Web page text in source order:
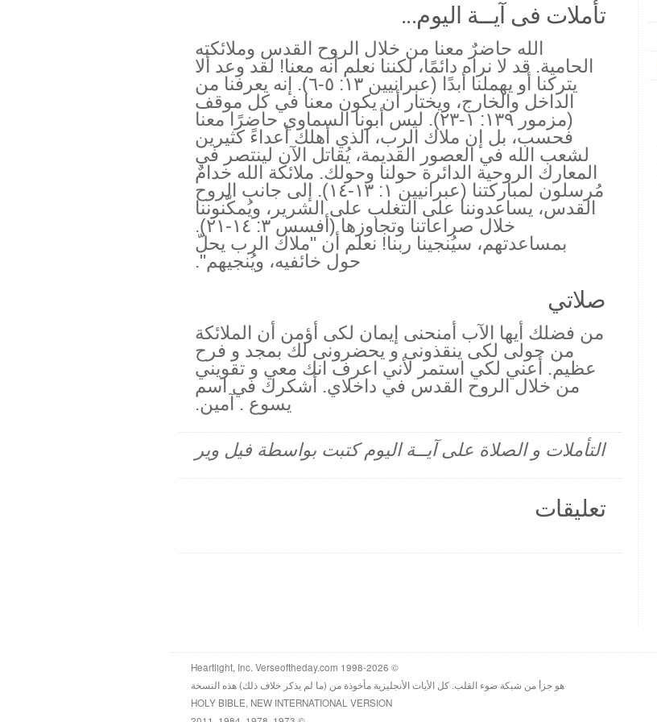
تأملات فى آيــة اليوم...
الله حاضرٌ معنا من خلال الروح القدس وملائكته
الحامية. قد لا نراه دائمًا، لكننا نعلم أنه معنا! لقد وعد ألا
يتركنا أو يهملنا أبدًا (عبرانيين ١٣: ٥-٦). إنه يعرفنا من
الداخل والخارج، ويختار أن يكون معنا في كل موقف
(مزمور ١٣٩: ١-٢٣). ليس أبونا السماوي حاضرًا معنا
فحسب، بل إن ملاك الرب، الذي أهلك أعداءً كثيرين
لشعب الله في العصور القديمة، يُقاتل الآن لينتصر في
المعارك الروحية الدائرة حولنا وحولك. ملائكة الله خدامٌ
مُرسلون لمباركتنا (عبرانيين ١: ١٣-١٤). إلى جانب الروح
القدس، يساعدوننا على التغلب على الشرير، ويُمكّنوننا
خلال صراعاتنا وتجاوزها (أفسس ٣: ١٤-٢١).
بمساعدتهم، سيُنجينا ربنا! نعلم أن "ملاك الرب يحلّ
حول خائفيه، ويُنجيهم".
صلاتي
من فضلك أيها الآب أمنحنى إيمان لكى أؤمن أن الملائكة
من حولى لكى ينقذونى و يحضرونى لك بمجد و فرح
عظيم. أعني لكي استمر لأني اعرف انك معي و تقويني
من خلال الروح القدس في داخلاي. أشكرك في اسم
يسوع . آمين.
التأملات و الصلاة على آيــة اليوم كتبت بواسطة فيل وير
تعليقات
© 1998-2026 Heartlight, Inc. Verseoftheday.com
هو جزأ من شبكة ضوء القلب. كل الأيات الأنجليزية مأخوذة من (ما لم يذكر خلاف ذلك) هذه النسخة
HOLY BIBLE, NEW INTERNATIONAL VERSION